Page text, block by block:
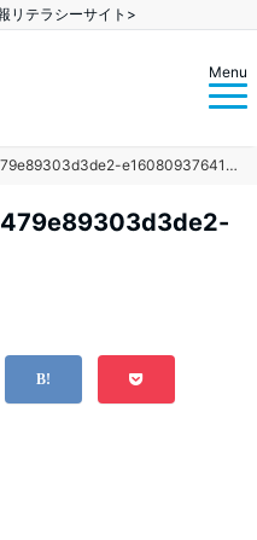
リテラシーサイト>
Menu
43814141cb3a5bcf3e479e89303d3de2-e1608093764167